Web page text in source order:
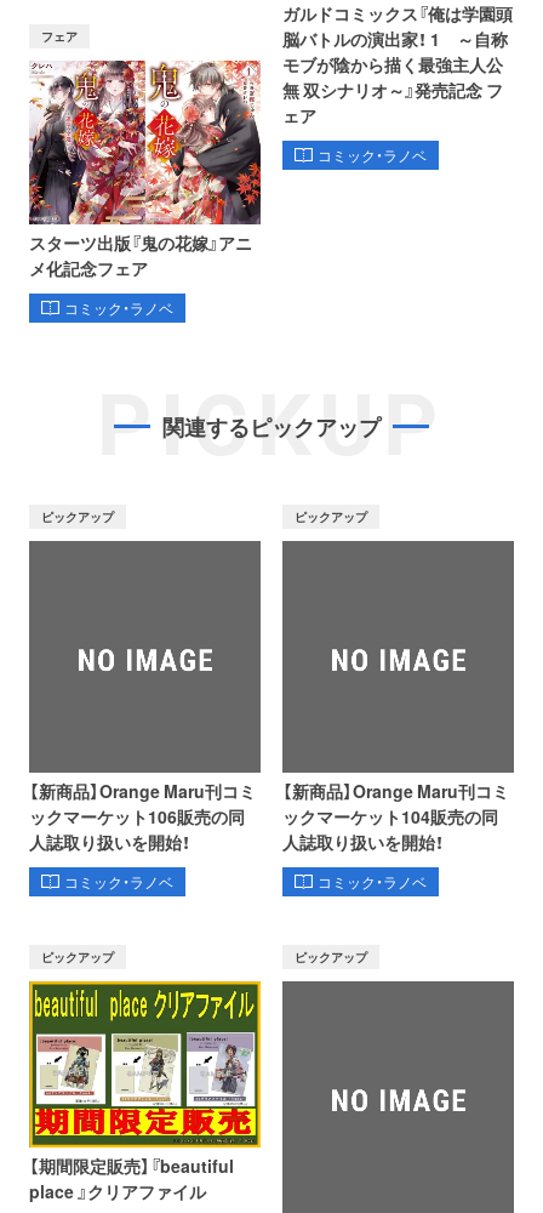
フェア
スターツ出版『鬼の花嫁』アニ
メ化記念フェア
コミック・ラノベ
ガルドコミックス『俺は学園頭
脳バトルの演出家！ 1 ～自称
モブが陰から描く最強主人公
無 双シナリオ～』発売記念 フ
ェア
コミック・ラノベ
PICKUP
関連するピックアップ
ピックアップ
【新商品】Orange Maru刊コミ
ックマーケット106販売の同
人誌取り扱いを開始！
コミック・ラノベ
ピックアップ
【新商品】Orange Maru刊コミ
ックマーケット104販売の同
人誌取り扱いを開始！
コミック・ラノベ
ピックアップ
【期間限定販売】『beautiful
place 』クリアファイル
ピックアップ